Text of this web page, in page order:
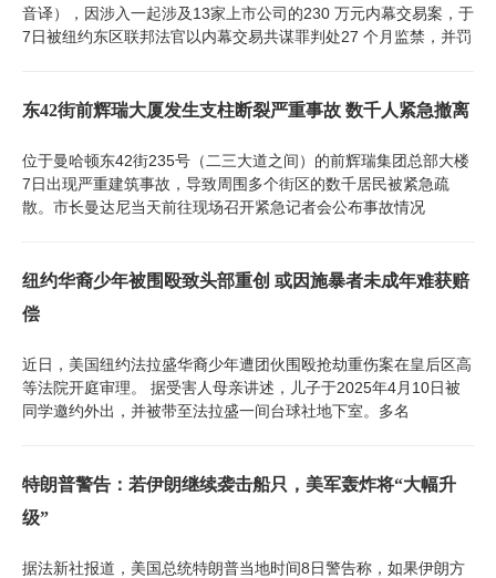
音译），因涉入一起涉及13家上市公司的230 万元内幕交易案，于
7日被纽约东区联邦法官以内幕交易共谋罪判处27 个月监禁，并罚
东42街前辉瑞大厦发生支柱断裂严重事故 数千人紧急撤离
位于曼哈顿东42街235号（二三大道之间）的前辉瑞集团总部大楼
7日出现严重建筑事故，导致周围多个街区的数千居民被紧急疏
散。市长曼达尼当天前往现场召开紧急记者会公布事故情况
纽约华裔少年被围殴致头部重创 或因施暴者未成年难获赔
偿
近日，美国纽约法拉盛华裔少年遭团伙围殴抢劫重伤案在皇后区高
等法院开庭审理。 据受害人母亲讲述，儿子于2025年4月10日被
同学邀约外出，并被带至法拉盛一间台球社地下室。多名
特朗普警告：若伊朗继续袭击船只，美军轰炸将“大幅升
级”
据法新社报道，美国总统特朗普当地时间8日警告称，如果伊朗方